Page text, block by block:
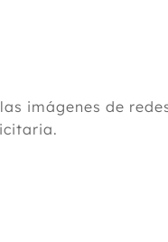
imágenes de